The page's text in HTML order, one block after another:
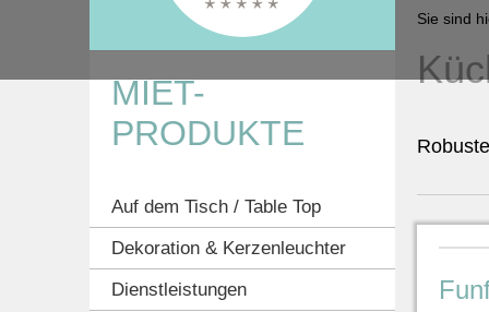
Sie sind
MIET-
PRODUKTE
Auf dem Tisch / Table Top
Dekoration & Kerzenleuchter
Dienstleistungen